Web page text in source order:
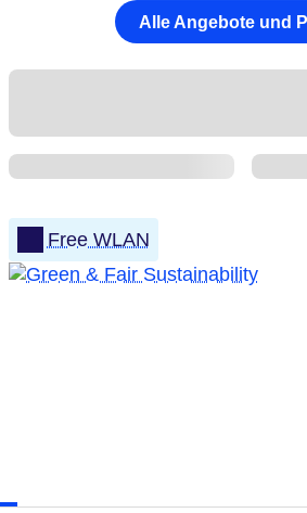
Alle Angebote und
Free WLAN